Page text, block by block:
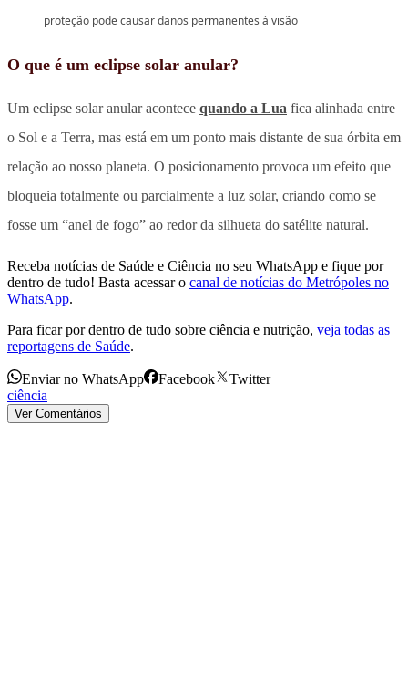
proteção pode causar danos permanentes à visão
O que é um eclipse solar anular?
Um eclipse solar anular acontece quando a Lua fica alinhada entre
o Sol e a Terra, mas está em um ponto mais distante de sua órbita em
relação ao nosso planeta. O posicionamento provoca um efeito que
bloqueia totalmente ou parcialmente a luz solar, criando como se
fosse um “anel de fogo” ao redor da silhueta do satélite natural.
Receba notícias de Saúde e Ciência no seu WhatsApp e fique por
dentro de tudo! Basta acessar o canal de notícias do Metrópoles no
WhatsApp.
Para ficar por dentro de tudo sobre ciência e nutrição, veja todas as
reportagens de Saúde.
Enviar no WhatsApp Facebook
Twitter
ciência
Ver Comentários